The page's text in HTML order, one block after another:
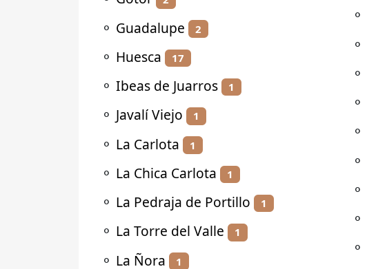
⚬ Guadalupe 2
⚬ Huesca 17
⚬ Ibeas de Juarros 1
⚬ Javalí Viejo 1
⚬ La Carlota 1
⚬ La Chica Carlota 1
⚬ La Pedraja de Portillo 1
⚬ La Torre del Valle 1
⚬ La Ñora 1
⚬
⚬
⚬
⚬
⚬
⚬
⚬
⚬
⚬